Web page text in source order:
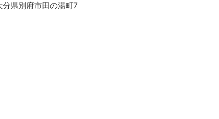
分県別府市田の湯町7